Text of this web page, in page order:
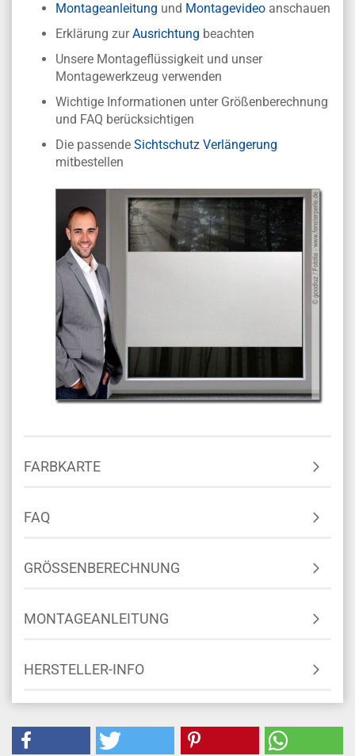
Montageanleitung und Montagevideo anschauen
Erklärung zurAusrichtung beachten
Unsere Montageflüssigkeit und unser
Montagewerkzeug verwenden
Wichtige Informationen unter Größenberechnung
und FAQ berücksichtigen
Die passende Sichtschutz Verlängerung
mitbestellen
FARBKARTE
FAQ
GRÖSSENBERECHNUNG
MONTAGEANLEITUNG
HERSTELLER-INFO